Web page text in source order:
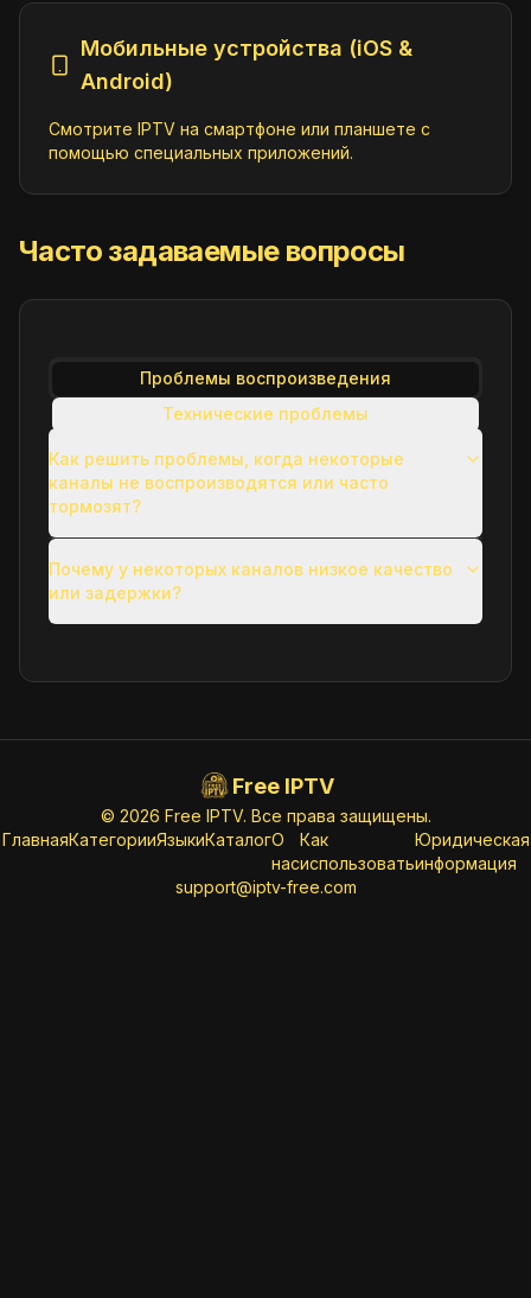
Мобильные устройства (iOS &
Android)
Смотрите IPTV на смартфоне или планшете с
помощью специальных приложений.
Часто задаваемые вопросы
Проблемы воспроизведения
Технические проблемы
Вопросы использования
Другие распространенные вопросы
Как решить проблемы, когда некоторые
каналы не воспроизводятся или часто
тормозят?
Почему у некоторых каналов низкое качество
или задержки?
Free IPTV
© 2026 Free IPTV. Все права защищены.
ГлавнаяКатегорииЯзыкиКаталогО
нас
Как
использовать
Юридическая
информация
support@iptv-free.com